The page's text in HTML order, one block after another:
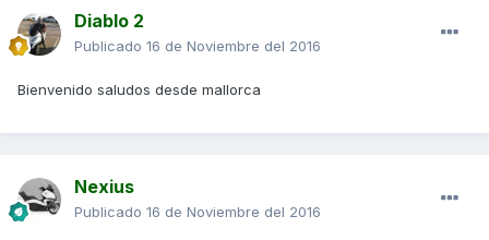
Diablo 2
Publicado 16 de Noviembre del 2016
Bienvenido saludos desde mallorca
Nexius
Publicado 16 de Noviembre del 2016